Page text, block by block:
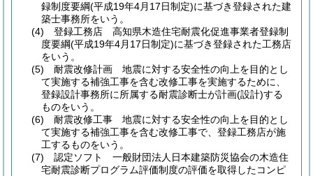
録制度要綱(平成19年4月17日制定)に基づき登録された建
築士事務所をいう。
(4)
登録工務店 高知県木造住宅耐震化促進事業者登録制
度要綱(平成19年4月17日制定)に基づき登録された工務店
をいう。
(5)
耐震改修計画 地震に対する安全性の向上を目的とし
て実施する補強工事を含む改修工事を実施するために、
登録設計事務所に所属する耐震診断士が計画(設計)する
ものをいう。
(6)
耐震改修工事 地震に対する安全性の向上を目的とし
て実施する補強工事を含む改修工事で、登録工務店が施
工するものをいう。
(7)
認定ソフト 一般財団法人日本建築防災協会の木造住
宅耐震診断プログラム評価制度の評価を取得したコンピ